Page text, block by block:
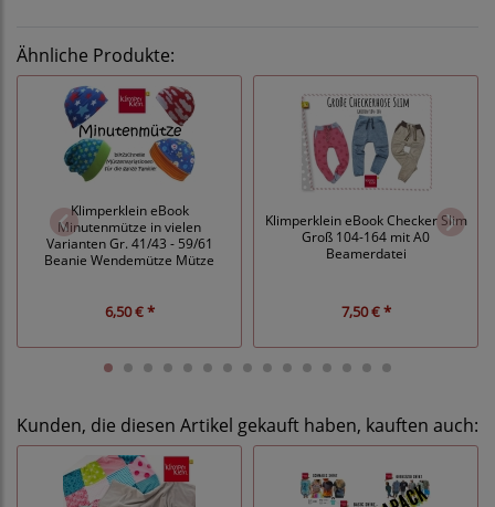
Ähnliche Produkte:
Klimperklein eBook
Minutenmütze in vielen
Varianten Gr. 41/43 - 59/61
Beanie Wendemütze Mütze
6,50 € *
Klimperklein eBook Checker Slim
Groß 104-164 mit A0
Beamerdatei
7,50 € *
Kunden, die diesen Artikel gekauft haben, kauften auch: